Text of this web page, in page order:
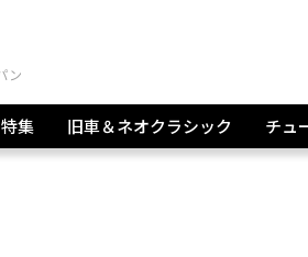
特集 旧車＆ネオクラシック チュ